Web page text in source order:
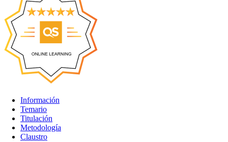
Información
Temario
Titulación
Metodología
Claustro